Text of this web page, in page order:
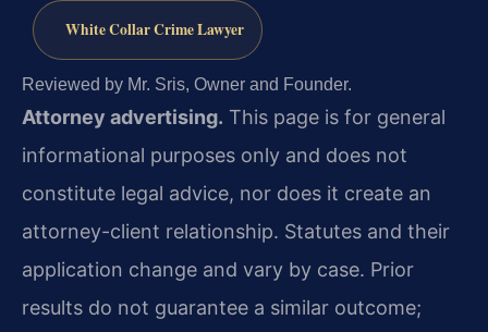
White Collar Crime Lawyer
Reviewed by Mr. Sris, Owner and Founder.
Attorney advertising. This page is for general
informational purposes only and does not
constitute legal advice, nor does it create an
attorney-client relationship. Statutes and their
application change and vary by case. Prior
results do not guarantee a similar outcome;